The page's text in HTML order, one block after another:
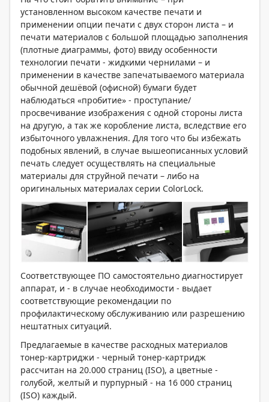
установленном высоком качестве печати и
применении опции печати с двух сторон листа – и
печати материалов с большой площадью заполнения
(плотные диаграммы, фото) ввиду особенности
технологии печати - жидкими чернилами – и
применении в качестве запечатываемого материала
обычной дешёвой (офисной) бумаги будет
наблюдаться «пробитие» - проступание/
просвечивание изображения с одной стороны листа
на другую, а так же коробление листа, вследствие его
избыточного увлажнения. Для того что бы избежать
подобных явлений, в случае вышеописанных условий
печать следует осуществлять на специальные
материалы для струйной печати – либо на
оригинальных материалах серии ColorLock.
Соответствующее ПО самостоятельно диагностирует
аппарат, и - в случае необходимости - выдает
соответствующие рекомендации по
профилактическому обслуживанию или разрешению
нештатных ситуаций.
Предлагаемые в качестве расходных материалов
тонер-картриджи - черный тонер-картридж
рассчитан на 20.000 страниц (ISO), а цветные -
голубой, желтый и пурпурный - на 16 000 страниц
(ISO) каждый.